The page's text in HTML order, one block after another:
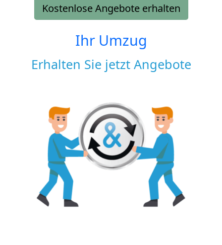
Kostenlose Angebote erhalten
Ihr Umzug
Erhalten Sie jetzt Angebote